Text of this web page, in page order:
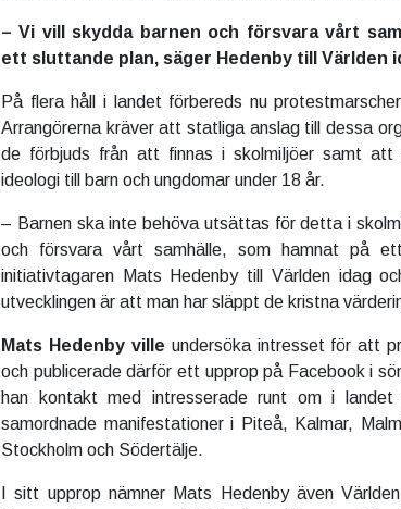
– Vi vill skydda barnen och försvara vårt
ett sluttande plan, säger Hedenby till Världen
På flera håll i landet förbereds nu
Arrangörerna kräver att statliga anslag till dessa
de förbjuds från att finnas i skolmiljöer samt att
ideologi till barn och ungdomar under 18 år.
– Barnen ska inte behöva utsättas för detta i
och försvara vårt samhälle, som hamnat på
initiativtagaren Mats Hedenby till Världen idag
utvecklingen är att man har släppt de kristna
Mats Hedenby ville undersöka intresset för att
och publicerade därför ett upprop på Facebook i
han kontakt med intresserade runt om i landet
samordnade manifestationer i Piteå, Kalmar,
Stockholm och Södertälje.
I sitt upprop nämner Mats Hedenby även